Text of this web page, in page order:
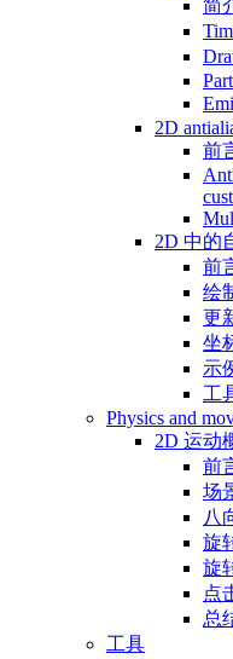
简
2D
前
2D 中的
前
绘
更
坐
示
工
Physics and
2D 运动
前
场
八
旋
旋
点
总
工具